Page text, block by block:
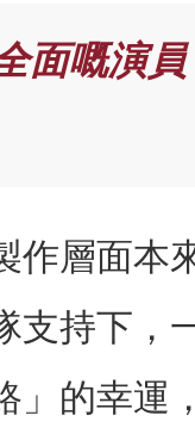
面嘅演
作層面本
支持下，
」的幸